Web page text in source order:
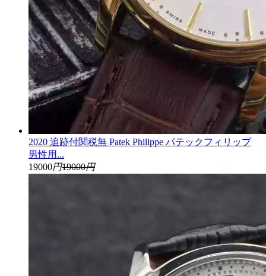
2020 追跡付関税無 Patek Philippe パテックフィリップ
男性用...
19000円19000円